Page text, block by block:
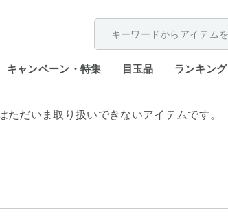
キャンペーン・特集 目玉品 ランキング
だいま取り扱いできないアイテムです。